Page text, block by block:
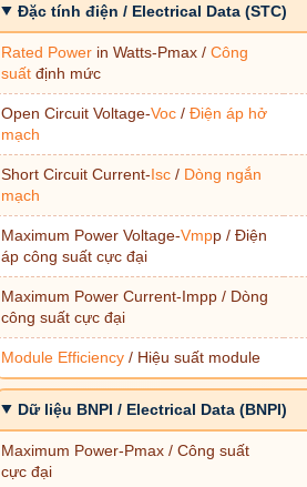
Đặc tính điện / Electrical Data (STC)
Rated Power in Watts-Pmax /Công
suất định mức
Open Circuit Voltage-Voc /Điện áp hở
mạch
Short Circuit Current-Isc / Dòng ngắn
mạch
Maximum Power Voltage-Vmpp / Điện
áp công suất cực đại
Maximum Power Current-Impp / Dòng
công suất cực đại
Module Efficiency / Hiệu suất module
Dữ liệu BNPI / Electrical Data (BNPI)
Maximum Power-Pmax / Công suất
cực đại